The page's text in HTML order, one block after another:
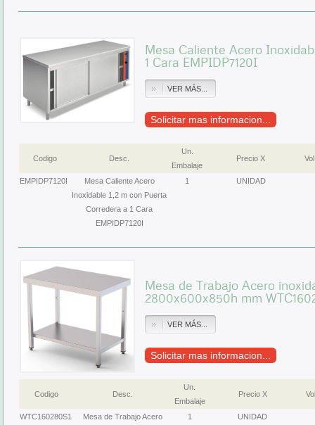
Mesa Caliente Acero
1 Cara EMPIDP7120I
VER MÁS...
Solicitar mas informacion...
Codigo Desc.
Un.
Embalaje
Precio X
EMPIDP7120I
Mesa Caliente Acero
Inoxidable 1,2 m con Puerta
Corredera a 1 Cara
EMPIDP7120I
1 UNIDAD
Mesa de Trabajo Acero
2800x600x850h mm
VER MÁS...
Solicitar mas informacion...
Codigo Desc.
Un.
Embalaje
Precio X
WTC160280S1 Mesa de Trabajo Acero 1 UNIDAD